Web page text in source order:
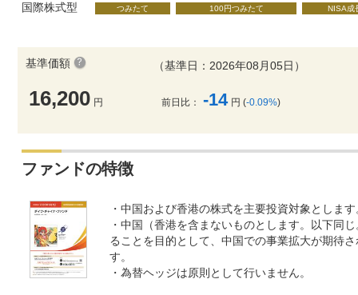
国際株式型 つみたて 100円つみたて NISA成
基準価額
16,200 円
（基準日：2026年08月05日）
前日比： -14 円 (-0.09%)
ファンドの特徴
・中国および香港の株式を主要投資対象とします
・中国（香港を含まないものとします。以下同
ることを目的として、中国での事業拡大が期待
す。
・為替ヘッジは原則として行いません。